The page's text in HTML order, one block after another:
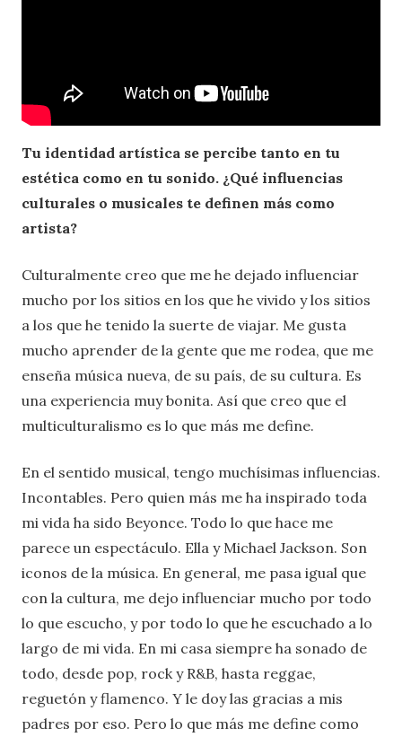
Tu identidad artística se percibe tanto en tu
estética como en tu sonido. ¿Qué influencias
culturales o musicales te definen más como
artista?
Culturalmente creo que me he dejado influenciar
mucho por los sitios en los que he vivido y los sitios
a los que he tenido la suerte de viajar. Me gusta
mucho aprender de la gente que me rodea, que me
enseña música nueva, de su país, de su cultura. Es
una experiencia muy bonita. Así que creo que el
multiculturalismo es lo que más me define.
En el sentido musical, tengo muchísimas influencias.
Incontables. Pero quien más me ha inspirado toda
mi vida ha sido Beyonce. Todo lo que hace me
parece un espectáculo. Ella y Michael Jackson. Son
iconos de la música. En general, me pasa igual que
con la cultura, me dejo influenciar mucho por todo
lo que escucho, y por todo lo que he escuchado a lo
largo de mi vida. En mi casa siempre ha sonado de
todo, desde pop, rock y R&B, hasta reggae,
reguetón y flamenco. Y le doy las gracias a mis
padres por eso. Pero lo que más me define como